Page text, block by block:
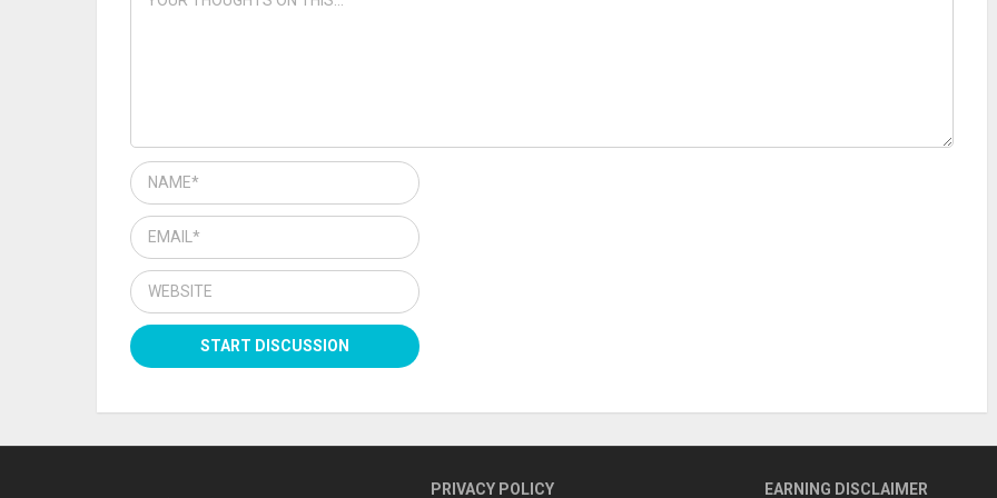
PRIVACY POLICY EARNING DISCLAIMER